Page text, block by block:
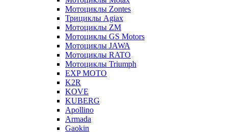
Мотоциклы Zontes
Трициклы Agiax
Мотоциклы ZM
Мотоциклы GS Motors
Мотоциклы JAWA
Мотоциклы RATO
Мотоциклы Triumph
EXP MOTO
K2R
KOVE
KUBERG
Apollino
Armada
Gaokin